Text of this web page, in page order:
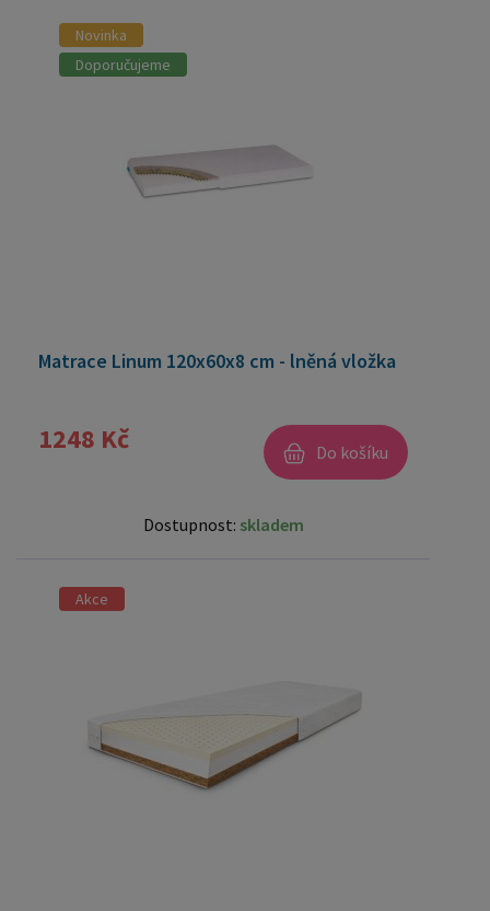
Novinka
Doporučujeme
Matrace Linum 120x60x8 cm - lněná vložka
1248 Kč Do košíku
Dostupnost: skladem
Akce